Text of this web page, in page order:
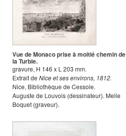
Vue de Monaco prise à moitié chemin de
la Turbie.
gravure, H 146 x L 203 mm.
Extrait de Nice et ses environs, 1812.
Nice, Bibliothèque de Cessole.
Auguste de Louvois (dessinateur). Melle
Boquet (graveur).